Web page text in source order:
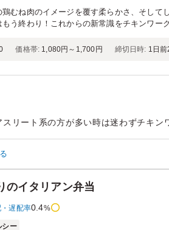
鶏むね肉のイメージを覆す柔らかさ、そして
もう終わり！これからの新常識をチキンワー
価格帯: 1,080円～1,700円 締切日時: 1日
リート系の方が多い時は迷わずチキ
チキンはパサパサ感とは無縁のしっ
だけ増えたら更にリピート確定になり
混合
のイタリアン弁当
遅配率0.4%
シー